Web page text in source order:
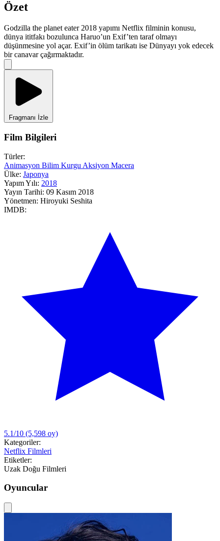
Özet
Godzilla the planet eater 2018 yapımı Netflix filminin konusu,
dünya ititfakı bozulunca Haruo’un Exif’ten taraf olmayı
düşünmesine yol açar. Exif’in ölüm tarikatı ise Dünyayı yok edecek
bir canavar çağırmaktadır.
Fragmanı İzle
Film Bilgileri
Türler:
Animasyon Bilim Kurgu Aksiyon Macera
Ülke: Japonya
Yapım Yılı: 2018
Yayın Tarihi: 09 Kasım 2018
Yönetmen: Hiroyuki Seshita
IMDB:
5.1/10 (5,598 oy)
Kategoriler:
Netflix Filmleri
Etiketler:
Uzak Doğu Filmleri
Oyuncular